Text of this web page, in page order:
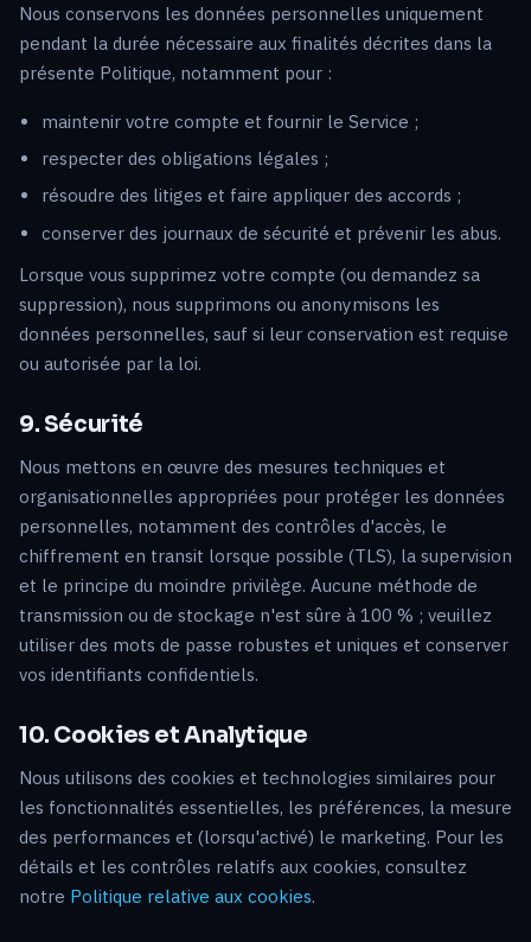
Nous conservons les données personnelles uniquement
pendant la durée nécessaire aux finalités décrites dans la
présente Politique, notamment pour :
maintenir votre compte et fournir le Service ;
respecter des obligations légales ;
résoudre des litiges et faire appliquer des accords ;
conserver des journaux de sécurité et prévenir les abus.
Lorsque vous supprimez votre compte (ou demandez sa
suppression), nous supprimons ou anonymisons les
données personnelles, sauf si leur conservation est requise
ou autorisée par la loi.
9. Sécurité
Nous mettons en œuvre des mesures techniques et
organisationnelles appropriées pour protéger les données
personnelles, notamment des contrôles d'accès, le
chiffrement en transit lorsque possible (TLS), la supervision
et le principe du moindre privilège. Aucune méthode de
transmission ou de stockage n'est sûre à 100 % ; veuillez
utiliser des mots de passe robustes et uniques et conserver
vos identifiants confidentiels.
10. Cookies et Analytique
Nous utilisons des cookies et technologies similaires pour
les fonctionnalités essentielles, les préférences, la mesure
des performances et (lorsqu'activé) le marketing. Pour les
détails et les contrôles relatifs aux cookies, consultez
notre Politique relative aux cookies.